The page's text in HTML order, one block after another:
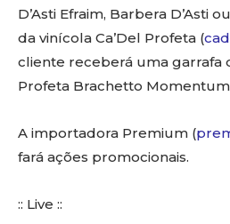
D’Asti Efraim, Barbera D’Asti
da vinícola Ca’Del Profeta (
cliente receberá uma garrafa
Profeta Brachetto
A importadora Premium (
fará ações promocionais.
:: Live ::